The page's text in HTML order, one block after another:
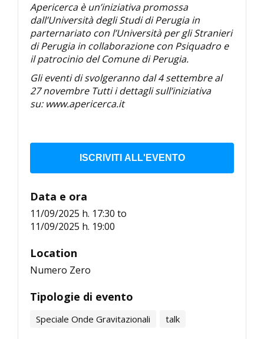
Apericerca è un’iniziativa promossa
dall’Università degli Studi di Perugia in
parternariato con l’Università per gli Stranieri
di Perugia in collaborazione con Psiquadro e
il patrocinio del Comune di Perugia.
Gli eventi di svolgeranno dal 4 settembre al
27 novembre Tutti i dettagli sull’iniziativa
su: www.apericerca.it
ISCRIVITI ALL'EVENTO
Data e ora
11/09/2025 h. 17:30 to
11/09/2025 h. 19:00
Location
Numero Zero
Tipologie di evento
Speciale Onde Gravitazionali talk